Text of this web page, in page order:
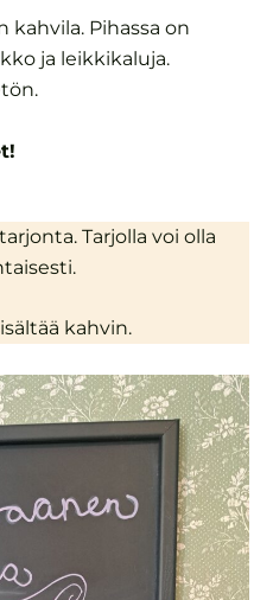
kahvila. Pihassa on
ja leikkikaluja.
Tarjolla voi olla
kahvin.